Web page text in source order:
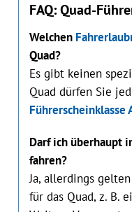
FAQ: Quad-
Welchen
Quad?
Es gibt keinen
Quad dürfen Sie
Führerscheinklasse
Darf ich überhaupt
fahren?
Ja, allerdings
für das Quad, z. B.